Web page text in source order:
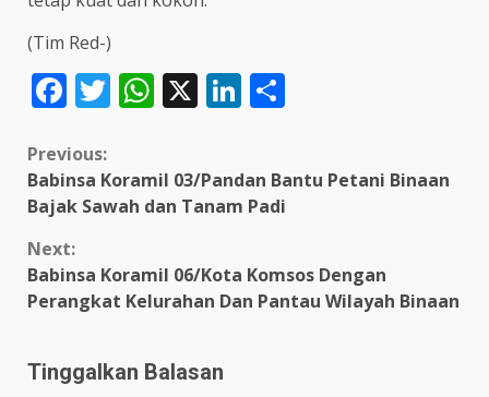
(Tim Red-)
Facebook
Twitter
WhatsApp
X LinkedIn
Continue
Reading
Previous:
Babinsa Koramil 03/Pandan Bantu Petani Binaan
Bajak Sawah dan Tanam Padi
Next:
Babinsa Koramil 06/Kota Komsos Dengan
Perangkat Kelurahan Dan Pantau Wilayah Binaan
Tinggalkan Balasan